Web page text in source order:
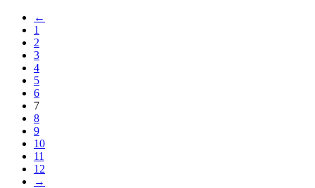
←
1
2
3
4
5
6
7
8
9
10
11
12
→